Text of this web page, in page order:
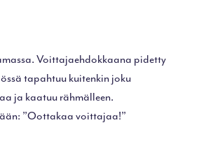
Voittajaehdokkaana pidetty
tapahtuu kuitenkin joku
ja kaatuu rähmälleen.
”Oottakaa voittajaa!”